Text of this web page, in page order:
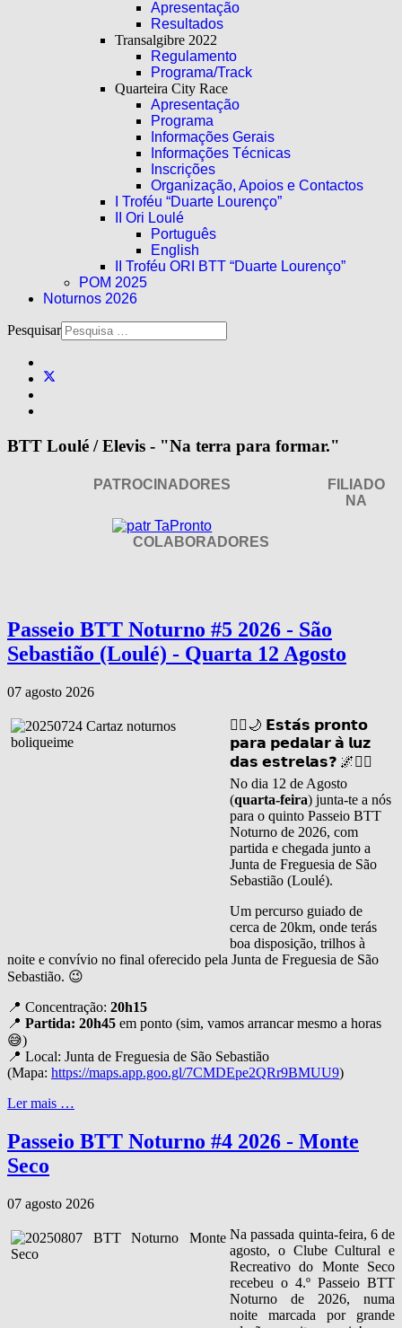
Apresentação
Resultados
Transalgibre 2022
Regulamento
Programa/Track
Quarteira City Race
Apresentação
Programa
Informações Gerais
Informações Técnicas
Inscrições
Organização, Apoios e Contactos
I Troféu “Duarte Lourenço”
II Ori Loulé
Português
English
II Troféu ORI BTT “Duarte Lourenço”
POM 2025
Noturnos 2026
Pesquisar
BTT Loulé / Elevis - "Na terra para formar."
PATROCINADORES
FILIADO
NA
COLABORADORES
Passeio BTT Noturno #5 2026 - São
Sebastião (Loulé) - Quarta 12 Agosto
07 agosto 2026
🚴‍♂️🌙 𝗘𝘀𝘁𝗮́𝘀 𝗽𝗿𝗼𝗻𝘁𝗼
𝗽𝗮𝗿𝗮 𝗽𝗲𝗱𝗮𝗹𝗮𝗿 𝗮̀ 𝗹𝘂𝘇
𝗱𝗮𝘀 𝗲𝘀𝘁𝗿𝗲𝗹𝗮𝘀❓ 🌌🚴‍♀️
No dia 12 de Agosto
(quarta-feira) junta-te a nós
para o quinto Passeio BTT
Noturno de 2026, com
partida e chegada junto a
Junta de Freguesia de São
Sebastião (Loulé).
Um percurso guiado de
cerca de 20km, onde terás
boa disposição, trilhos à
noite e convívio no final oferecido pela Junta de Freguesia de São
Sebastião. 😉
📍 Concentração: 20h15
📍 Partida: 20h45 em ponto (sim, vamos arrancar mesmo a horas
😅)
📍 Local: Junta de Freguesia de São Sebastião
(Mapa: https://maps.app.goo.gl/7CMDEpe2QRr9BMUU9)
Ler mais …
Passeio BTT Noturno #4 2026 - Monte
Seco
07 agosto 2026
Na passada quinta‑feira, 6 de
agosto, o Clube Cultural e
Recreativo do Monte Seco
recebeu o 4.º Passeio BTT
Noturno de 2026, numa
noite marcada por grande